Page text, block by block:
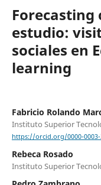
Forecasting
estudio:
sociales en
learning
Fabricio Rolando
Instituto Superior
https://orcid.org/0000-0003-
Rebeca Rosado
Instituto Superior